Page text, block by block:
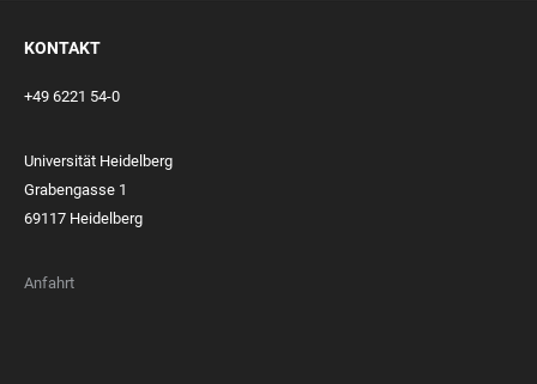
KONTAKT
+49 6221 54-0
Universität Heidelberg
Grabengasse 1
69117 Heidelberg
Anfahrt